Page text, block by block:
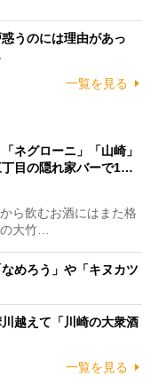
うのには理由があっ
一覧を見る
ネグローニ」「山崎」
丁目の隠れ家バーで1…
ら飲むお酒にはまた格
大竹…
めろう」や「キヌカツ
越えて「川崎の大衆酒
一覧を見る